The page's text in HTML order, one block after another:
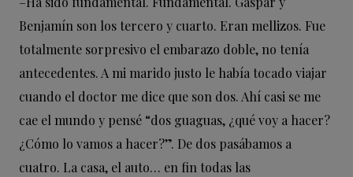
Benjamín son los tercero y cuarto. Eran mellizos. Fue
totalmente sorpresivo el embarazo doble, no tenía
antecedentes. A mi marido justo le había tocado viajar
cuando el doctor me dice que son dos. Ahí casi se me
cae el mundo y pensé “dos guaguas, ¿qué voy a hacer?
¿Cómo lo vamos a hacer?”. De dos pasábamos a
cuatro. La casa, el auto… en fin todas las